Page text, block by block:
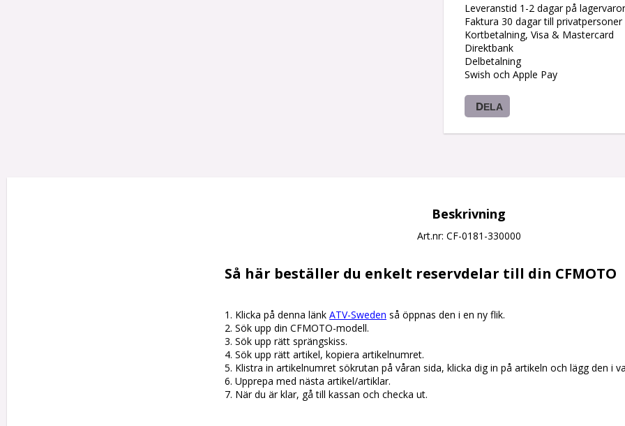
Leveranstid 1-2 dagar på lagervaror
Faktura 30 dagar till
Kortbetalning, Visa & Mastercard
Direktbank
Delbetalning
Swish och Apple Pay
DELA
Beskrivning
Art.nr: CF-0181-330000
Så här beställer du enkelt reservdelar till din CFMOTO
1. Klicka på denna länk ATV-Sweden så öppnas den i en ny flik.
2. Sök upp din CFMOTO-modell.
3. Sök upp rätt sprängskiss.
4. Sök upp rätt artikel, kopiera artikelnumret.
5. Klistra in artikelnumret sökrutan på våran sida, klicka dig in på artikeln och lägg den i
6. Upprepa med nästa artikel/artiklar.
7. När du är klar, gå till kassan och checka ut.